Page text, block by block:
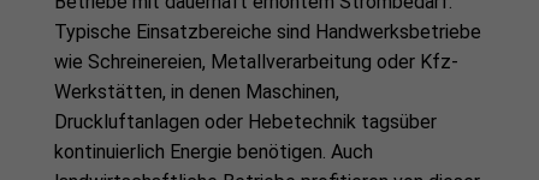
Typische Einsatzbereiche sind Handwerksbetriebe
wie Schreinereien, Metallverarbeitung oder Kfz-
Werkstätten, in denen Maschinen,
Druckluftanlagen oder Hebetechnik tagsüber
kontinuierlich Energie benötigen. Auch